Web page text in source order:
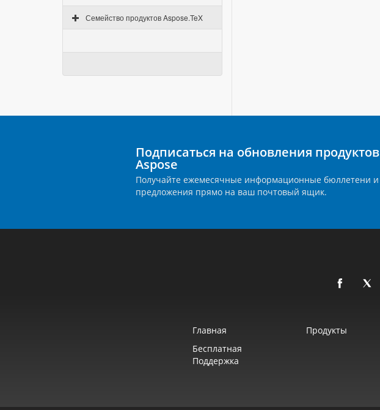
Семейство продуктов Aspose.TeX
Подписаться на обновления продуктов
Aspose
Получайте ежемесячные информационные бюллетени и
предложения прямо на ваш почтовый ящик.
Главная Продукты
Бесплатная
Поддержка